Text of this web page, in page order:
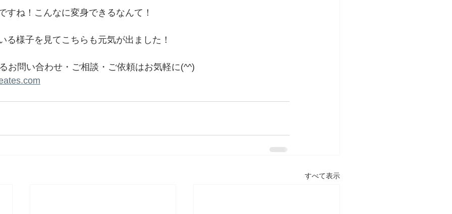
すね！こんなに変身できるなんて！
る様子を見てこちらも元気が出ました！
お問い合わせ・ご相談・ご依頼はお気軽に(^^)
すべて表示